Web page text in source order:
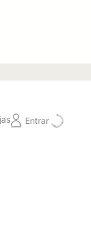
Entrar